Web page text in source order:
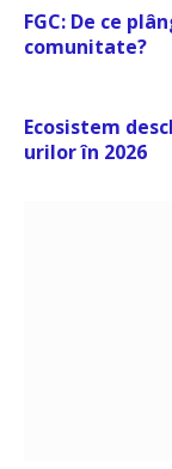
FGC: De ce
comunitate?
Ecosistem
urilor în 2026